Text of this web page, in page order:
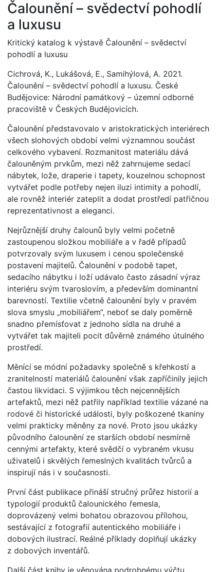
Čalounění – svědectví pohodlí
a luxusu
Kritický katalog k výstavě Čalounění – svědectví
pohodlí a luxusu
Cichrová, K., Lukášová, E., Samihýlová, A. 2021.
Čalounění – svědectví pohodlí a luxusu. České
Budějovice: Národní památkový – územní odborné
pracoviště v Českých Budějovicích.
Čalounění představovalo v aristokratických interiérech
všech slohových období velmi významnou součást
celkového vybavení. Rozmanitost materiálu dává
čalouněným prvkům, mezi něž zahrnujeme sedací
nábytek, lože, draperie i tapety, kouzelnou schopnost
vytvářet podle potřeby nejen iluzi intimity a pohodlí,
ale rovněž interiér zateplit a dodat prostředí patřičnou
reprezentativnost a eleganci.
Nejrůznější druhy čalounů byly velmi početně
zastoupenou složkou mobiliáře a v řadě případů
potvrzovaly svým luxusem i cenou společenské
postavení majitelů. Čalounění v podobě tapet,
sedacího nábytku i loží udávalo často zásadní výraz
interiéru svým tvaroslovím, a především dominantní
barevností. Textilie včetně čalounění byly v pravém
slova smyslu „mobiliářem“, neboť se daly poměrně
snadno přemísťovat z jednoho sídla na druhé a
vytvářet tak majiteli pocit důvěrně známého útulného
prostředí.
Měnící se módní požadavky společně s křehkostí a
zranitelností materiálů čalounění však zapříčinily jejich
častou likvidaci. S výjimkou těch nejcennějších
artefaktů, mezi něž patřily například textilie vázané na
rodové či historické události, byly poškozené tkaniny
velmi prakticky měněny za nové. Proto jsou ukázky
původního čalounění ze starších období nesmírně
cennými artefakty, které svědčí o vybraném vkusu
uživatelů i skvělých řemeslných kvalitách tvůrců a
inspirují nás i v současnosti.
První část publikace přináší stručný průřez historií a
typologií produktů čalounického řemesla,
doprovázený velmi bohatou obrazovou přílohou,
sestávající z fotografií autentického mobiliáře i
dobových ilustrací. Reálné příklady doplňují ukázky
z dobových inventářů.